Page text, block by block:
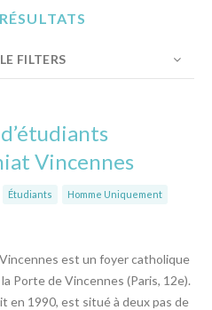
FILTERS
Vincennes
Étudiants Homme Uniquement
est un foyer catholique
Porte de Vincennes (Paris, 12e).
en 1990, est situé à deux pas de